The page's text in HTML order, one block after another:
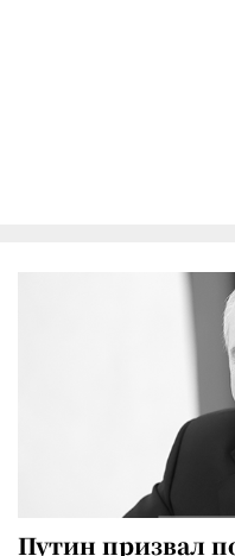
Путин призвал